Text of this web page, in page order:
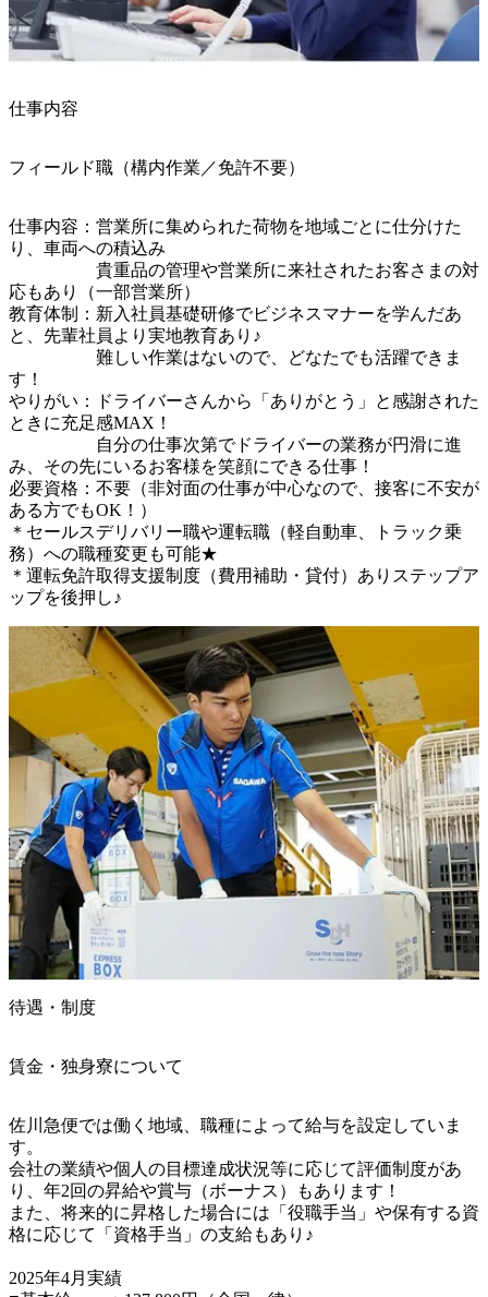
仕事内容
フィールド職（構内作業／免許不要）
仕事内容：営業所に集められた荷物を地域ごとに仕分けた
り、車両への積込み
貴重品の管理や営業所に来社されたお客さまの対
応もあり（一部営業所）
教育体制：新入社員基礎研修でビジネスマナーを学んだあ
と、先輩社員より実地教育あり♪
難しい作業はないので、どなたでも活躍できま
す！
やりがい：ドライバーさんから「ありがとう」と感謝された
ときに充足感MAX！
自分の仕事次第でドライバーの業務が円滑に進
み、その先にいるお客様を笑顔にできる仕事！
必要資格：不要（非対面の仕事が中心なので、接客に不安が
ある方でもOK！）
＊セールスデリバリー職や運転職（軽自動車、トラック乗
務）への職種変更も可能★
＊運転免許取得支援制度（費用補助・貸付）ありステップア
ップを後押し♪
待遇・制度
賃金・独身寮について
佐川急便では働く地域、職種によって給与を設定していま
す。
会社の業績や個人の目標達成状況等に応じて評価制度があ
り、年2回の昇給や賞与（ボーナス）もあります！
また、将来的に昇格した場合には「役職手当」や保有する資
格に応じて「資格手当」の支給もあり♪
2025年4月実績